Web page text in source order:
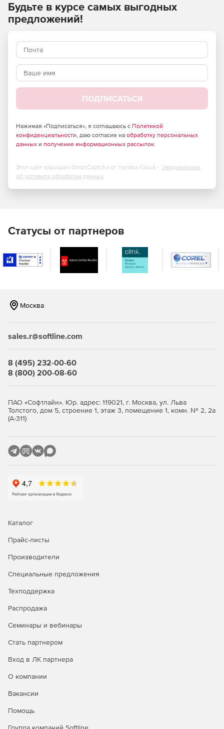
Включает следующие инструменты: Camtasia 2021,
Snagit 2021.
Эксклюзивное обучение для расширения навыков.
Будьте в курсе самых выгодных
предложений!
ПОДПИСАТЬСЯ
Нажимая «Подписаться», я соглашаюсь с Политикой
конфиденциальности, даю согласие на обработку персональных
данных и получение информационных рассылок.
Этот сайт защищен SmartCaptcha от Yandex Cloud - Уведомление
об условиях обработки данных
Статусы от партнеров
Москва
sales.r@softline.com
8 (495) 232-00-60
8 (800) 200-08-60
ПАО «Софтлайн». Юр. адрес: 119021, г. Москва, ул. Льва
Толстого, дом 5, строение 1, этаж 3, помещение 1, комн. № 2, 2а
(А-311)
Каталог
Прайс-листы
Производители
Специальные предложения
Техподдержка
Распродажа
Семинары и вебинары
Стать партнером
Вход в ЛК партнера
О компании
Вакансии
Помощь